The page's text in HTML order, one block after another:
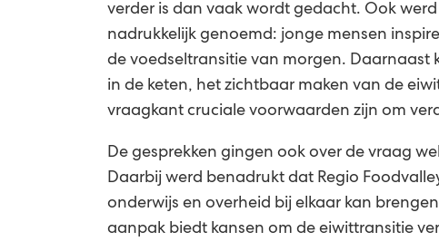
verder is dan vaak wordt gedacht. Ook
nadrukkelijk genoemd: jonge mensen
de voedseltransitie van morgen.
in de keten, het zichtbaar maken van de
vraagkant cruciale voorwaarden zijn om
De gesprekken gingen ook over de vraag
Daarbij werd benadrukt dat Regio
onderwijs en overheid bij elkaar kan
aanpak biedt kansen om de eiwittransitie